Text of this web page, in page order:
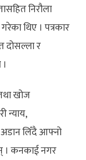
निरौला
थिए । पत्रकार
दोसल्ला र
खोज
न्याय,
अडान लिँदै आफ्नो
कनकाई नगर